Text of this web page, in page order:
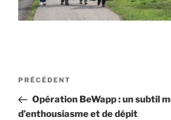
Navigation
l’article
Article
précédent
PRÉCÉDENT
Opération BeWapp : un subtil
d’enthousiasme et de dépit